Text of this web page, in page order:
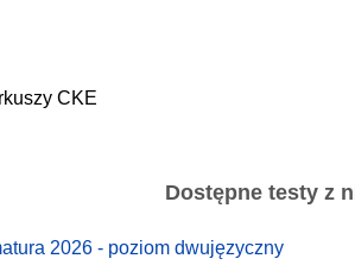
CKE
Dostępne testy z
2026 - poziom dwujęzyczny